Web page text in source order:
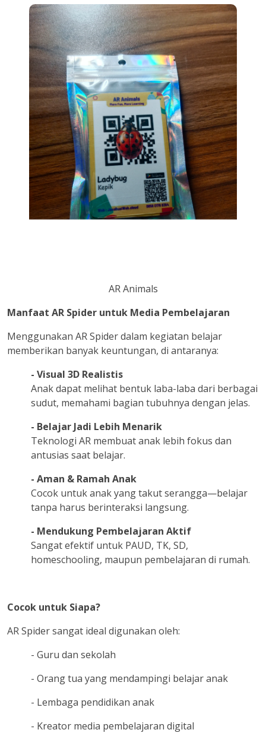
AR Animals
Manfaat AR Spider untuk Media Pembelajaran
Menggunakan AR Spider dalam kegiatan belajar
memberikan banyak keuntungan, di antaranya:
- Visual 3D Realistis
Anak dapat melihat bentuk laba-laba dari berbagai
sudut, memahami bagian tubuhnya dengan jelas.
- Belajar Jadi Lebih Menarik
Teknologi AR membuat anak lebih fokus dan
antusias saat belajar.
- Aman & Ramah Anak
Cocok untuk anak yang takut serangga—belajar
tanpa harus berinteraksi langsung.
- Mendukung Pembelajaran Aktif
Sangat efektif untuk PAUD, TK, SD,
homeschooling, maupun pembelajaran di rumah.
Cocok untuk Siapa?
AR Spider sangat ideal digunakan oleh:
- Guru dan sekolah
- Orang tua yang mendampingi belajar anak
- Lembaga pendidikan anak
- Kreator media pembelajaran digital